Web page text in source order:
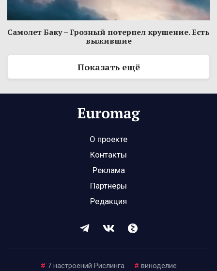
Самолет Баку – Грозный потерпел крушение. Есть
выжившие
Показать ещё
О проекте
Контакты
Реклама
Партнеры
Редакция
# 7 настроений Рислинга # виноделие